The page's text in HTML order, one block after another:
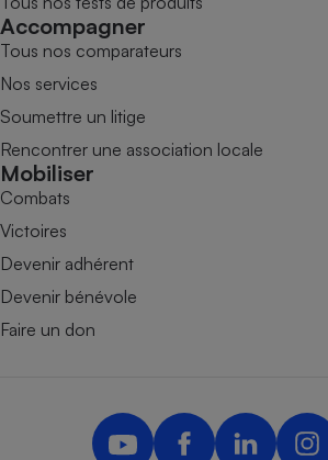
Accompagner
Tous nos comparateurs
Nos services
Soumettre un litige
Rencontrer une association locale
Mobiliser
Combats
Victoires
Devenir adhérent
Devenir bénévole
Faire un don